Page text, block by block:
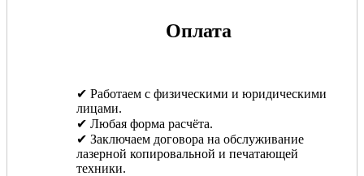
Оплата
✔ Работаем с физическими и юридическими
лицами.
✔ Любая форма расчёта.
✔ Заключаем договора на обслуживание
лазерной копировальной и печатающей
техники.